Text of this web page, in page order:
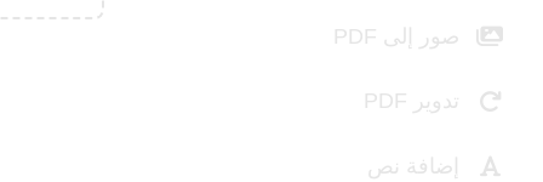
صور إلى PDF
تدوير PDF
إضافة نص